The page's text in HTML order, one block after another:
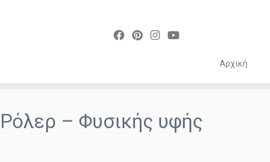
content
Αρχική
Ρόλερ – Φυσικής υφής